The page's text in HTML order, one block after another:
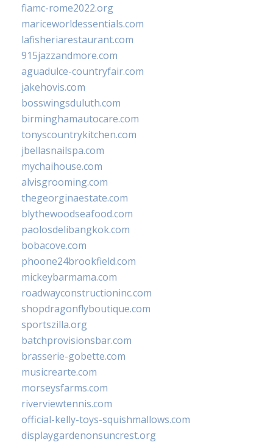
fiamc-rome2022.org
mariceworldessentials.com
lafisheriarestaurant.com
915jazzandmore.com
aguadulce-countryfair.com
jakehovis.com
bosswingsduluth.com
birminghamautocare.com
tonyscountrykitchen.com
jbellasnailspa.com
mychaihouse.com
alvisgrooming.com
thegeorginaestate.com
blythewoodseafood.com
paolosdelibangkok.com
bobacove.com
phoone24brookfield.com
mickeybarmama.com
roadwayconstructioninc.com
shopdragonflyboutique.com
sportszilla.org
batchprovisionsbar.com
brasserie-gobette.com
musicrearte.com
morseysfarms.com
riverviewtennis.com
official-kelly-toys-squishmallows.com
displaygardenonsuncrest.org